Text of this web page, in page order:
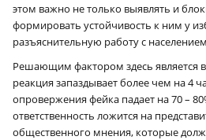
этом важно не только выявлять и
формировать устойчивость к ним у
разъяснительную работу с
Решающим фактором здесь является
реакция запаздывает более чем на 4
опровержения фейка падает на 70 –
ответственность ложится на
общественного мнения, которые